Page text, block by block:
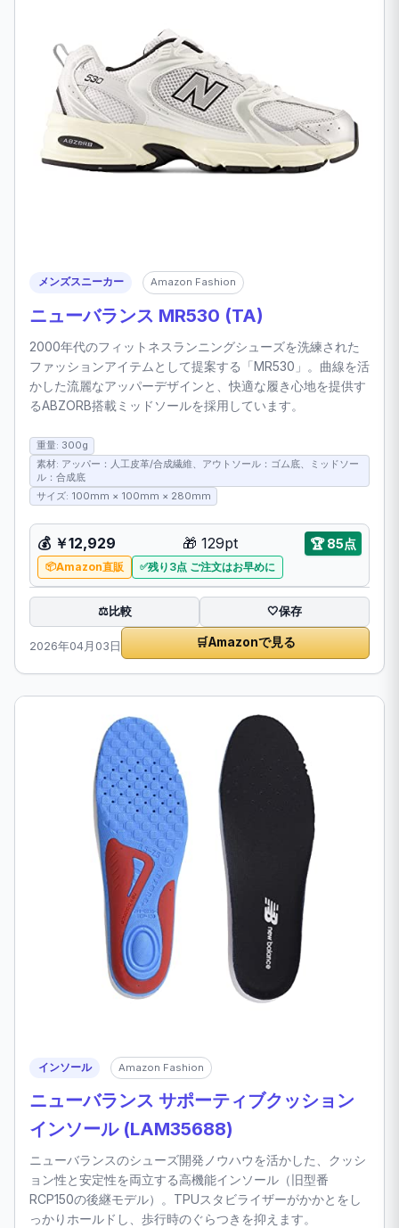
メンズスニーカー Amazon Fashion
ニューバランス MR530 (TA)
2000年代のフィットネスランニングシューズを洗練された
ファッションアイテムとして提案する「MR530」。曲線を活
かした流麗なアッパーデザインと、快適な履き心地を提供す
るABZORB搭載ミッドソールを採用しています。
重量: 300g
素材: アッパー：人工皮革/合成繊維、アウトソール：ゴム底、ミッドソー
ル：合成底
サイズ: 100mm × 100mm × 280mm
💰 ￥12,929 🎁 129pt 🏆 85点
Amazon直販 残り3点 ご注文はお早めに
⚖️比較 🤍保存
2026年04月03日 🛒Amazonで見る
インソール Amazon Fashion
ニューバランス サポーティブクッション
インソール (LAM35688)
ニューバランスのシューズ開発ノウハウを活かした、クッシ
ョン性と安定性を両立する高機能インソール（旧型番
RCP150の後継モデル）。TPUスタビライザーがかかとをし
っかりホールドし、歩行時のぐらつきを抑えます。